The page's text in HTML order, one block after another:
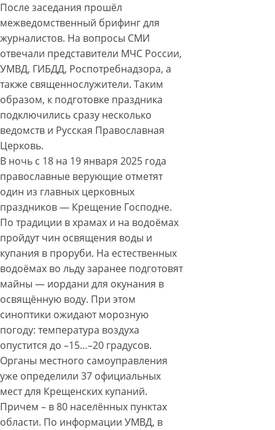
После заседания прошёл
межведомственный брифинг для
журналистов. На вопросы СМИ
отвечали представители МЧС России,
УМВД, ГИБДД, Роспотребнадзора, а
также священнослужители. Таким
образом, к подготовке праздника
подключились сразу несколько
ведомств и Русская Православная
Церковь.
В ночь с 18 на 19 января 2025 года
православные верующие отметят
один из главных церковных
праздников — Крещение Господне.
По традиции в храмах и на водоёмах
пройдут чин освящения воды и
купания в проруби. На естественных
водоёмах во льду заранее подготовят
майны — иордани для окунания в
освящённую воду. При этом
синоптики ожидают морозную
погоду: температура воздуха
опустится до –15…–20 градусов.
Органы местного самоуправления
уже определили 37 официальных
мест для Крещенских купаний.
Причем – в 80 населённых пунктах
области. По информации УМВД, в